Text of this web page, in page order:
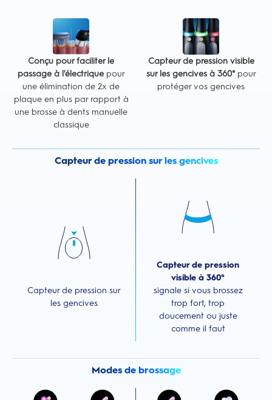
Conçu pour faciliter le
passage à l'électriquepour
une élimination de 2x de
plaque en plus par rapport à
une brosse à dents manuelle
classique
Capteur de pression visible
sur les gencives à 360°pour
protéger vos gencives
Capteur de pression sur les gencives
Capteur de pression sur
les gencives
Capteur de pression
visible à 360°
signale si vous brossez
trop fort, trop
doucement ou juste
comme il faut
Modes de brossage